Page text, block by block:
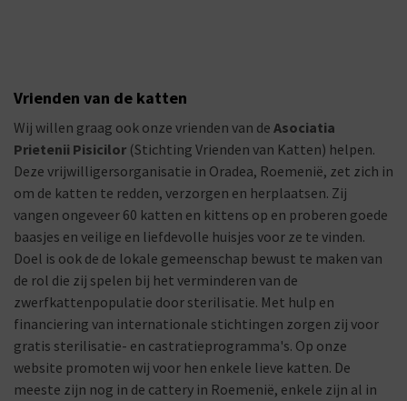
Vrienden van de katten
Wij willen graag ook onze vrienden van de Asociatia
Prietenii Pisicilor (Stichting Vrienden van Katten) helpen.
Deze vrijwilligersorganisatie in Oradea, Roemenië, zet zich in
om de katten te redden, verzorgen en herplaatsen. Zij
vangen ongeveer 60 katten en kittens op en proberen goede
baasjes en veilige en liefdevolle huisjes voor ze te vinden.
Doel is ook de de lokale gemeenschap bewust te maken van
de rol die zij spelen bij het verminderen van de
zwerfkattenpopulatie door sterilisatie. Met hulp en
financiering van internationale stichtingen zorgen zij voor
gratis sterilisatie- en castratieprogramma's. Op onze
website promoten wij voor hen enkele lieve katten. De
meeste zijn nog in de cattery in Roemenië, enkele zijn al in